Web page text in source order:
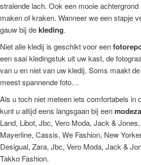
stralende lach. Ook een mooie
maken of kraken. Wanneer we een stapje
gauw bij dekleding.
Niet alle kledij is geschikt voor een
een saai kledingstuk uit uw kast, de
van u en niet van uw kledij. Soms maakt
meest spannende foto…
Als u toch niet meteen iets comfortabels in
kunt u altijd eens langsgaan bij een
Land, Libot, Jbc, Vero Moda, Jack &
Mayerline, Cassis, We Fashion, New
Desigual, Zara, Jbc, Vero Moda, Jack &
Takko Fashion.